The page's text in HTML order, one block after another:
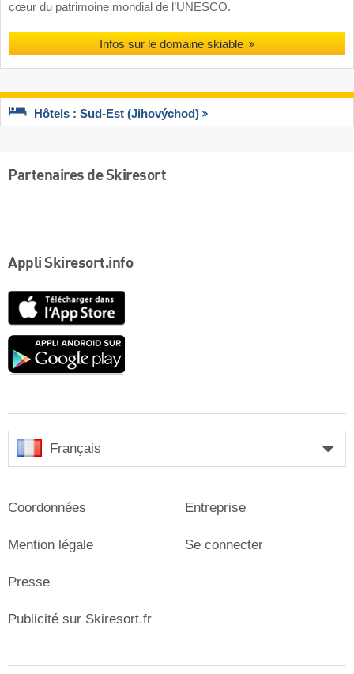
cœur du patrimoine mondial de l’UNESCO.
Infos sur le domaine skiable
Hôtels : Sud-Est (Jihovýchod)
Partenaires de Skiresort
Appli Skiresort.info
Google
Français
Coordonnées
Mention légale
Presse
Entreprise
Se connecter
Publicité sur Skiresort.fr